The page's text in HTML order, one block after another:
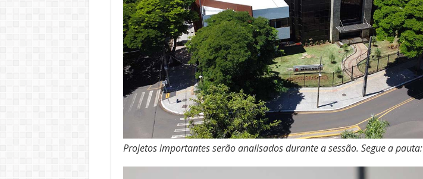
Projetos importantes serão analisados durante a sessão. Segue a pauta: